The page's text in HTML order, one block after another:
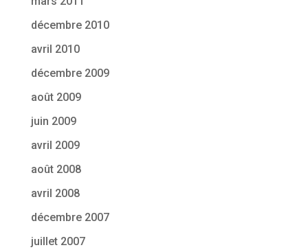
décembre 2010
avril 2010
décembre 2009
août 2009
juin 2009
avril 2009
août 2008
avril 2008
décembre 2007
juillet 2007